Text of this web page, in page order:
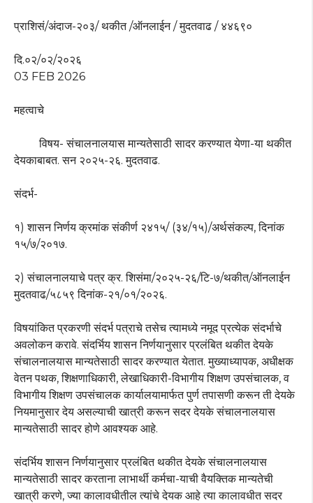
प्राशिसं/अंदाज-२०३/ थकीत /ऑनलाईन / मुदतवाढ / ४४६९०
दि.०२/०२/२०२६
03 FEB 2026
महत्वाचे
विषय- संचालनालयास मान्यतेसाठी सादर करण्यात येणा-या थकीत
देयकाबाबत. सन २०२५-२६. मुदतवाढ.
संदर्भ-
१) शासन निर्णय क्रमांक संकीर्ण २४१५/ (३४/१५)/अर्थसंकल्प, दिनांक
१५/७/२०१७.
२) संचालनालयाचे पत्र क्र. शिसंमा/२०२५-२६/टि-७/थकीत/ऑनलाईन
मुदतवाढ/५८५९ दिनांक-२१/०१/२०२६.
विषयांकित प्रकरणी संदर्भ पत्राचे तसेच त्यामध्ये नमूद प्रत्येक संदर्भाचे
अवलोकन करावे. संदर्भिय शासन निर्णयानुसार प्रलंबित थकीत देयके
संचालनालयास मान्यतेसाठी सादर करण्यात येतात. मुख्याध्यापक, अधीक्षक
वेतन पथक, शिक्षणाधिकारी, लेखाधिकारी-विभागीय शिक्षण उपसंचालक, व
विभागीय शिक्षण उपसंचालक कार्यालयामार्फत पुर्ण तपासणी करून ती देयके
नियमानुसार देय असल्याची खात्री करून सदर देयके संचालनालयास
मान्यतेसाठी सादर होणे आवश्यक आहे.
संदर्भिय शासन निर्णयानुसार प्रलंबित थकीत देयके संचालनालयास
मान्यतेसाठी सादर करताना लाभार्थी कर्मचा-याची वैयक्तिक मान्यतेची
खात्री करणे, ज्या कालावधीतील त्यांचे देयक आहे त्या कालावधीत सदर